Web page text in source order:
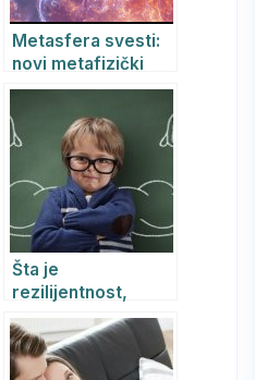
Metasfera svesti:
novi metafizički
model stvarnosti
Šta je
rezilijentnost,
hrabrost i životna
otpornost?